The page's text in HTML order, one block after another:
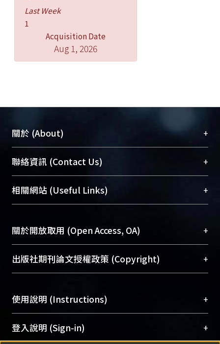
Last Week
1
Acquisition Date
Aug 1, 2026
關於 (About) +
臺大位居世界頂尖大學之列，為永久珍藏及向國際
展現本校豐碩的研究成果及學術能量，圖書館整合
機構典藏（NTUR）與學術庫（AH）不同功能平
台，成為臺大學術典藏NTU scholars。期能整合研
成果。
To permanently archive and promote researcher
profiles and scholarly works, Library integrates the
services of “NTU Repository” with “Academic
聯絡資訊 (Contact Us) +
總館學科館員(Main Library)
醫學圖書館學科館員(Medical Library)
Sciences Library)
相關網站 (Useful Links) +
關於開放取用 (Open Access, OA) +
開放取用是從使用者角度提升資訊取用性的社會運
動，應用在學術研究上是透過將研究著作公開供使
用逐年攀升。同時可加速研究發展、提升研究影響
Archive）平台。 （點選深入了解OA）
出版社期刊論文授權政策 (Copyright) +
含部分內容的版權非匯入者所有，或由第三方贊
助與合作完成，請確認該版權所有者及第三方同
意提供此授權。
Please represent that the submission is your
使用說明 (Instructions) +
網站簡介(Quickstart Guide)
使用手冊(Instruction Manual)
登入說明 (Sign-in) +